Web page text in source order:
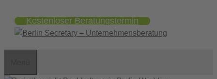
Inhalt
springen
Kostenloser Beratungstermin